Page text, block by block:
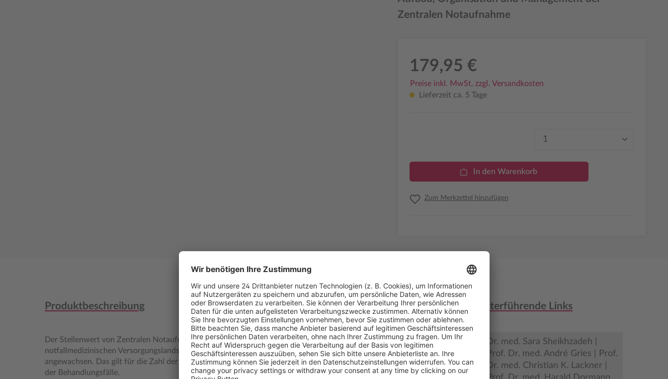
Zentralen Notaufnahme
179,95 €
Preise inkl. MwSt. zzgl. Versandkosten
Lieferzeit ca. 5 Tage
Produkt Anzahl: Gib
In den Warenkorb
Zum Merkzettel hinzufügen
Produktbeschreibung
Der Stellenwert von Zentralen Notaufnahmen innerhalb der akut- und
notfallmedizinischen Versorgungslandschaft ist in den letzten Jahren enorm
angewachsen. Das gilt für die Zahl der Patienten ebenso wie für die Komplexität
der Behandlungsfälle.
Informationen & weiterführende Links
Herausgeber
Dr. med. Sara Sheikhzadeh |
Prof. Dr. med. André Gries | Prof.
Dr. med. Christian K. Lackner |